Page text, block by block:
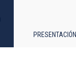
PRESENTACIÓN